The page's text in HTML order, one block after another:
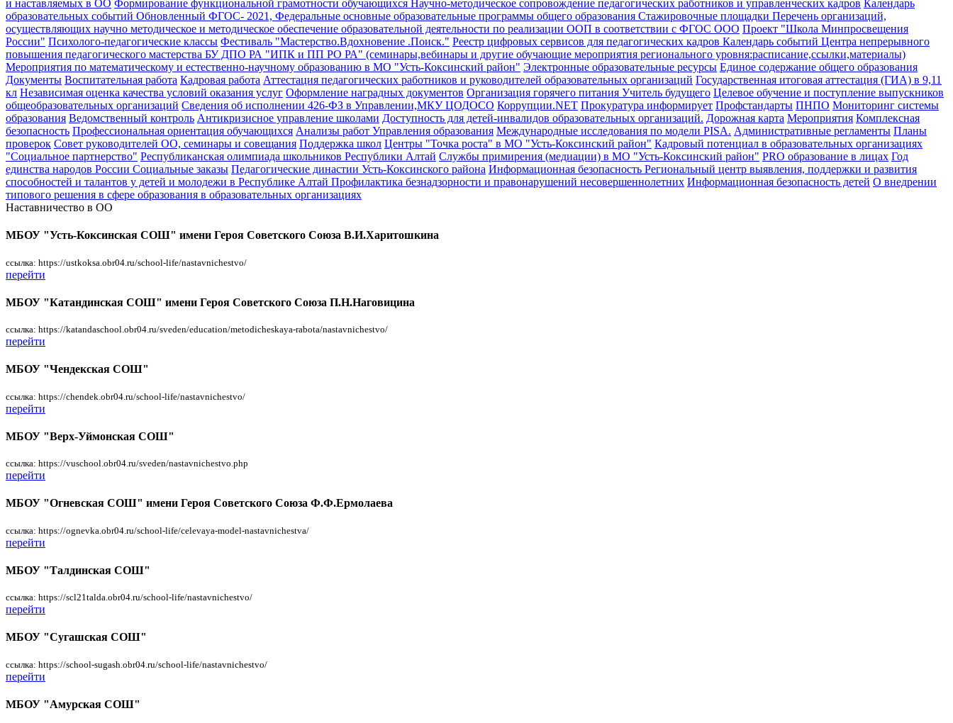
и наставляемых в ОО Формирование функциональной грамотности обучающихся Научно-методическое сопровождение педагогических работников и управленческих кадров Календарь
образовательных событий Обновленный ФГОС- 2021, Федеральные основные образовательные программы общего образования Стажировочные площадки Перечень организаций,
осуществляющих научно методическое и методическое обеспечение образовательной деятельности по реализации ООП в соответствии с ФГОС ООО Проект "Школа Минпросвещения
России" Психолого-педагогические классы Фестиваль "Мастерство.Вдохновение .Поиск." Реестр цифровых сервисов для педагогических кадров Календарь событий Центра непрерывного
повышения педагогического мастерства БУ ДПО РА "ИПК и ПП РО РА" (семинары,вебинары и другие обучающие мероприятия регионального уровня:расписание,ссылки,материалы)
Мероприятия по математическому и естественно-научному образованию в МО "Усть-Коксинский район" Электронные образовательные ресурсы Единое содержание общего образования
Документы Воспитательная работа Кадровая работа Аттестация педагогических работников и руководителей образовательных организаций Государственная итоговая аттестация (ГИА) в 9,11
кл Независимая оценка качества условий оказания услуг Оформление наградных документов Организация горячего питания Учитель будущего Целевое обучение и поступление выпускников
общеобразовательных организаций Сведения об исполнении 426-ФЗ в Управлении,МКУ ЦОДОСО Коррупции.NET Прокуратура информирует Профстандарты ПНПО Мониторинг системы
образования Ведомственный контроль Антикризисное управление школами Доступность для детей-инвалидов образовательных организаций. Дорожная карта Мероприятия Комплексная
безопасность Профессиональная ориентация обучающихся Анализы работ Управления образования Международные исследования по модели PISA. Административные регламенты Планы
проверок Совет руководителей ОО, семинары и совещания Поддержка школ Центры "Точка роста" в МО "Усть-Коксинский район" Кадровый потенциал в образовательных организациях
"Социальное партнерство" Республиканская олимпиада школьников Республики Алтай Службы примирения (медиации) в МО "Усть-Коксинский район" PRO образование в лицах Год
единства народов России Социальные заказы Педагогические династии Усть-Коксинского района Информационная безопасность Региональный центр выявления, поддержки и развития
способностей и талантов у детей и молодежи в Республике Алтай Профилактика безнадзорности и правонарушений несовершеннолетних Информационная безопасность детей О внедрении
типового решения в сфере образования в образовательных организациях
Наставничество в ОО
МБОУ "Усть-Коксинская СОШ" имени Героя Советского Союза В.И.Харитошкина
ссылка: https://ustkoksa.obr04.ru/school-life/nastavnichestvo/
перейти
МБОУ "Катандинская СОШ" имени Героя Советского Союза П.Н.Наговицина
ссылка: https://katandaschool.obr04.ru/sveden/education/metodicheskaya-rabota/nastavnichestvo/
перейти
МБОУ "Чендекская СОШ"
ссылка: https://chendek.obr04.ru/school-life/nastavnichestvo/
перейти
МБОУ "Верх-Уймонская СОШ"
ссылка: https://vuschool.obr04.ru/sveden/nastavnichestvo.php
перейти
МБОУ "Огневская СОШ" имени Героя Советского Союза Ф.Ф.Ермолаева
ссылка: https://ognevka.obr04.ru/school-life/celevaya-model-nastavnichestva/
перейти
МБОУ "Талдинская СОШ"
ссылка: https://scl21talda.obr04.ru/school-life/nastavnichestvo/
перейти
МБОУ "Сугашская СОШ"
ссылка: https://school-sugash.obr04.ru/school-life/nastavnichestvo/
перейти
МБОУ "Амурская СОШ"